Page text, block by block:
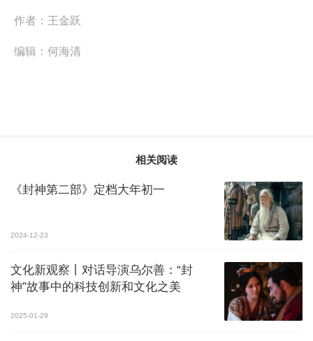
作者： 王金跃
编辑： 何海清
相关阅读
《封神第二部》定档大年初一
2024-12-23
文化新观察丨对话导演乌尔善：“封
神”故事中的科技创新和文化之美
2025-01-29